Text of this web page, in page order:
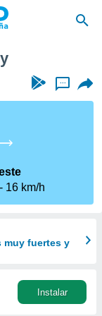
...
16 km/h
muy fuertes y
Instalar